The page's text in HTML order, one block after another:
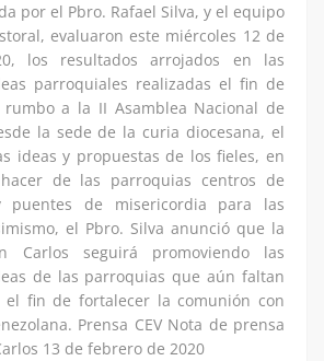
por el Pbro. Rafael Silva, y el equipo
evaluaron este miércoles 12 de
los resultados arrojados en las
parroquiales realizadas el fin de
a la II Asamblea Nacional de
la sede de la curia diocesana, el
ideas y propuestas de los fieles, en
de las parroquias centros de
puentes de misericordia para las
el Pbro. Silva anunció que la
Carlos seguirá promoviendo las
de las parroquias que aún faltan
el fin de fortalecer la comunión con
Prensa CEV Nota de prensa
13 de febrero de 2020